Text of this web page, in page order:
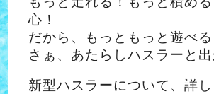
心！
だから、もっともっと遊べる
さぁ、あたらしハスラーと出
新型ハスラーについて、詳